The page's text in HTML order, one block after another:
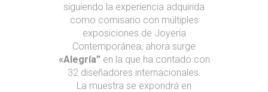
siguiendo la experiencia adquirida
como comisario con múltiples
exposiciones de Joyería
Contemporánea, ahora surge
«Alegría”en la que ha contado con
32 diseñadores internacionales.
La muestra se expondrá en